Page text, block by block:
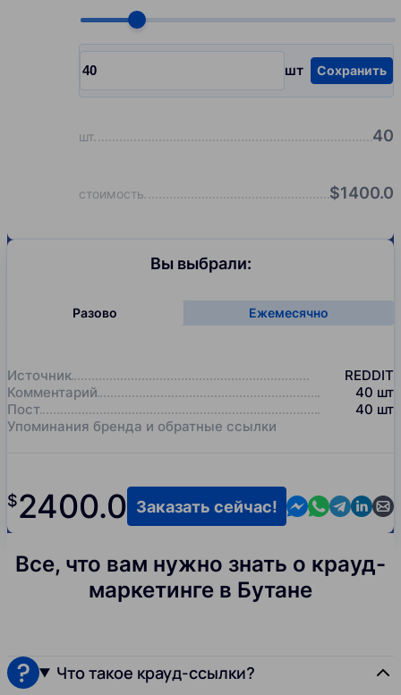
Choose quantity, pcs
шт
Input quantity, pcs Сохранить
шт 40
стоимость $1400.0
Вы выбрали:
Разово Ежемесячно
Источник
REDDIT
Комментарий
40 шт
Пост
40 шт
Упоминания бренда и обратные ссылки
$2400.0 Contact us in
Contact us
Contact
Заказать сейчас!
Все, что вам нужно знать о крауд-
маркетинге в Бутане
Что такое крауд-ссылки?